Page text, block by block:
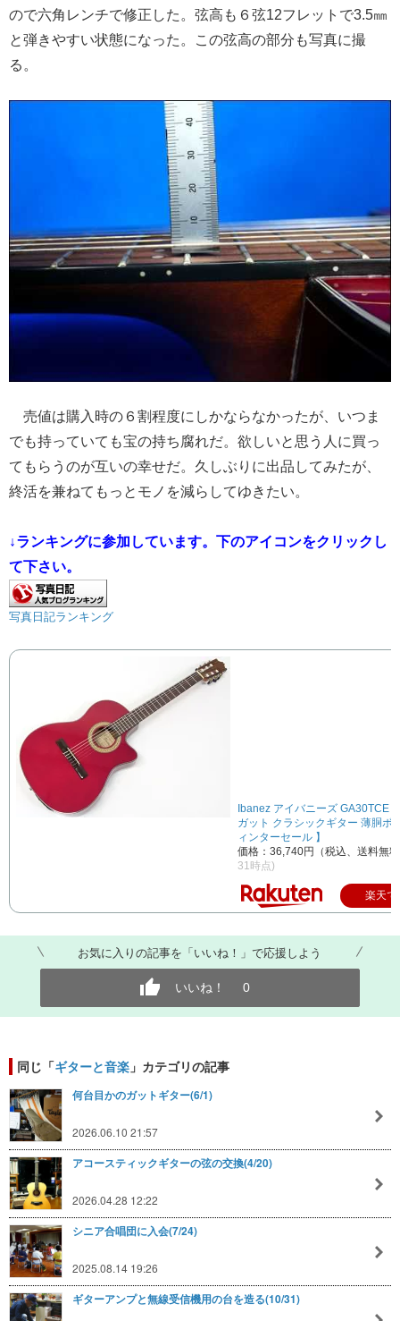
ので六角レンチで修正した。弦高も６弦12フレットで3.5㎜
と弾きやすい状態になった。この弦高の部分も写真に撮
る。
売値は購入時の６割程度にしかならなかったが、いつま
でも持っていても宝の持ち腐れだ。欲しいと思う人に買っ
てもらうのが互いの幸せだ。久しぶりに出品してみたが、
終活を兼ねてもっとモノを減らしてゆきたい。
↓ランキングに参加しています。下のアイコンをクリックし
て下さい。
写真日記ランキング
Ibanez アイバニーズ GA30TCE
ガット クラシックギター 薄胴ボ
ィンターセール 】
価格：36,740円（税込、送料無
31時点)
楽天で
お気に入りの記事を「いいね！」で応援しよう
いいね！ 0
同じ「ギターと音楽 」カテゴリの記事
何台目かのガットギター(6/1)
2026.06.10 21:57
アコースティックギターの弦の交換(4/20)
2026.04.28 12:22
シニア合唱団に入会(7/24)
2025.08.14 19:26
ギターアンプと無線受信機用の台を造る(10/31)